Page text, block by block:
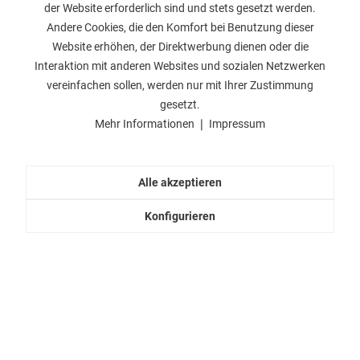
und Schutz Ihrer
persönlichen Daten.
Mastercard
bezahlen.
schnell mit unseren
Vesandpartnern.
der Website erforderlich sind und stets gesetzt werden.
Andere Cookies, die den Komfort bei Benutzung dieser
Website erhöhen, der Direktwerbung dienen oder die
Interaktion mit anderen Websites und sozialen Netzwerken
vereinfachen sollen, werden nur mit Ihrer Zustimmung
gesetzt.
Mehr Informationen ❘ Impressum
Alle akzeptieren
Konfigurieren